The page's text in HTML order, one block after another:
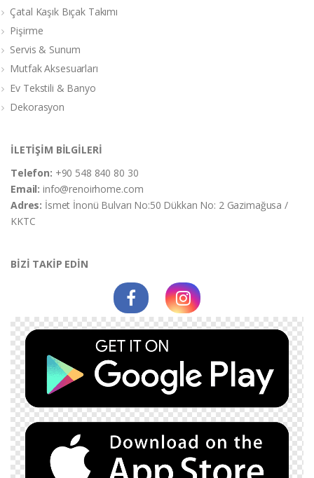
Çatal Kaşık Bıçak Takımı
Pişirme
Servis & Sunum
Mutfak Aksesuarları
Ev Tekstili & Banyo
Dekorasyon
İLETİŞİM BİLGİLERİ
Telefon: +90 548 840 80 30
Email:info@renoirhome.com
Adres: İsmet İnonü Bulvarı No:50 Dükkan No: 2 Gazimağusa /
KKTC
BİZİ TAKİP EDİN